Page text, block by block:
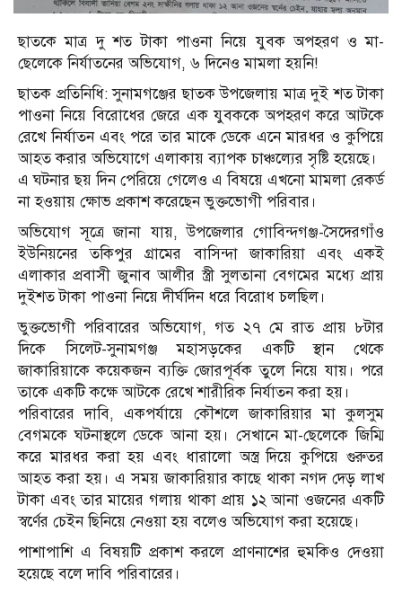
ছাতকে মাত্র দু শত টাকা পাওনা নি‌য়ে যুবক অপহরণ ও মা-
ছেলেকে নির্যাতনের অভিযোগ, ৬ দিনেও মামলা হয়নি!
ছাতক প্রতিনিধি: সুনামগঞ্জের ছাতক উপজেলায় মাত্র দুই শত টাকা
পাওনা নিয়ে বিরোধের জেরে এক যুবককে অপহরণ করে আটকে
রেখে নির্যাতন এবং পরে তার মাকে ডেকে এনে মারধর ও কুপিয়ে
আহত করার অভিযোগে এলাকায় ব্যাপক চাঞ্চল্যের সৃষ্টি হয়েছে।
এ ঘটনার ছয় দিন পেরিয়ে গেলেও এ বিষয়ে এখনো মামলা রেকর্ড
না হওয়ায় ক্ষোভ প্রকাশ করেছেন ভুক্তভোগী পরিবার।
অভিযোগ সূত্রে জানা যায়, উপজেলার গোবিন্দগঞ্জ-সৈদেরগাঁও
ইউনিয়নের তকিপুর গ্রামের বাসিন্দা জাকারিয়া এবং একই
এলাকার প্রবাসী জুনাব আলীর স্ত্রী সুলতানা বেগমের মধ্যে প্রায়
দুইশত টাকা পাওনা নিয়ে দীর্ঘদিন ধরে বিরোধ চলছিল।
ভুক্তভোগী পরিবারের অভিযোগ, গত ২৭ মে রাত প্রায় ৮টার
দিকে সিলেট-সুনামগঞ্জ মহাসড়কের একটি স্থান থেকে
জাকারিয়াকে কয়েকজন ব্যক্তি জোরপূর্বক তুলে নিয়ে যায়। পরে
তাকে একটি কক্ষে আটকে রেখে শারীরিক নির্যাতন করা হয়।
পরিবারের দাবি, একপর্যায়ে কৌশলে জাকারিয়ার মা কুলসুম
বেগমকে ঘটনাস্থলে ডেকে আনা হয়। সেখানে মা-ছেলেকে জিম্মি
করে মারধর করা হয় এবং ধারালো অস্ত্র দিয়ে কুপিয়ে গুরুতর
আহত করা হয়। এ সময় জাকারিয়ার কাছে থাকা নগদ দেড় লাখ
টাকা এবং তার মায়ের গলায় থাকা প্রায় ১২ আনা ওজনের একটি
স্বর্ণের চেইন ছিনিয়ে নেওয়া হয় বলেও অভিযোগ করা হয়েছে।
পাশাপাশি এ বিষয়টি প্রকাশ করলে প্রাণনাশের হুমকিও দেওয়া
হয়েছে বলে দাবি পরিবারের।